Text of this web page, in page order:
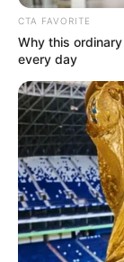
Baca juga:
CTA FAVORITE
Why this
every day